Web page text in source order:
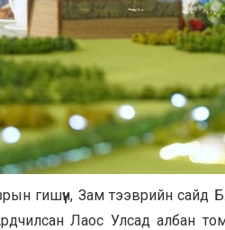
гишүүн, Зам тээврийн сайд
Лаос Улсад албан